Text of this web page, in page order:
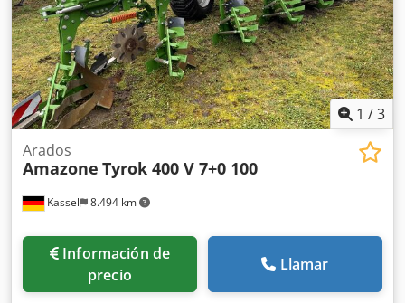
1 /3
Kassel 8.494 km
Arados
Amazone Tyrok 400 V 7+0 100
Información de
precio
Llamar